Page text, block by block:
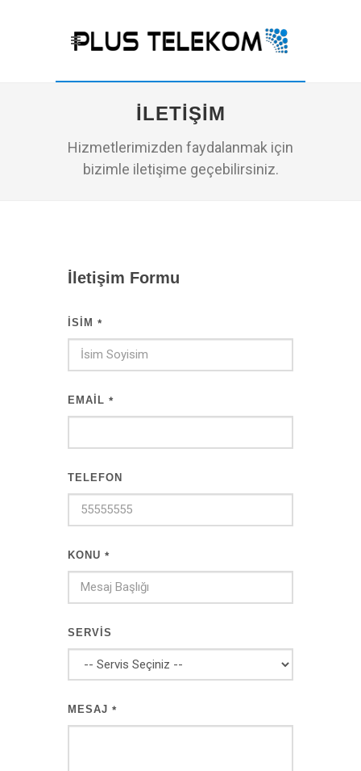
İLETIŞIM
Hizmetlerimizden faydalanmak için
bizimle iletişime geçebilirsiniz.
İletişim Formu
İSIM *
EMAIL *
TELEFON
KONU *
SERVIS
MESAJ *